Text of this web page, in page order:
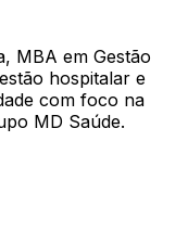
MBA em Gestão
hospitalar e
com foco na
MD Saúde.